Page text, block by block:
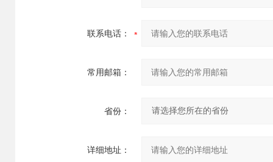
联系电话：
常用邮箱：
省份：
详细地址：